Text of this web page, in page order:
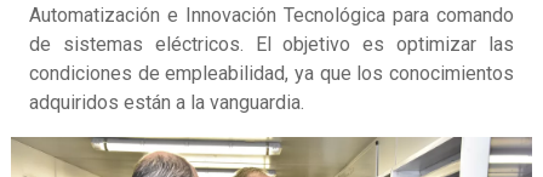
Automatización e Innovación Tecnológica para comando
de sistemas eléctricos. El objetivo es optimizar las
condiciones de empleabilidad, ya que los conocimientos
adquiridos están a la vanguardia.